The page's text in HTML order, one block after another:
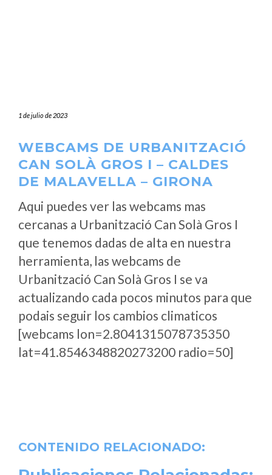
1 de julio de 2023
WEBCAMS DE URBANITZACIÓ
CAN SOLÀ GROS I – CALDES
DE MALAVELLA – GIRONA
Aqui puedes ver las webcams mas
cercanas a Urbanització Can Solà Gros I
que tenemos dadas de alta en nuestra
herramienta, las webcams de
Urbanització Can Solà Gros I se va
actualizando cada pocos minutos para que
podais seguir los cambios climaticos
[webcams lon=2.8041315078735350
lat=41.8546348820273200 radio=50]
CONTENIDO RELACIONADO: